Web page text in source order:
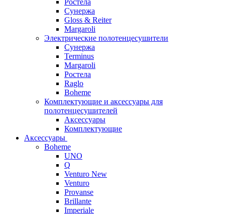
Ростела
Сунержа
Gloss & Reiter
Margaroli
Электрические полотенцесушители
Сунержа
Terminus
Margaroli
Ростела
Raglo
Boheme
Комплектующие и аксессуары для
полотенцесушителей
Аксессуары
Комплектующие
Аксессуары
Boheme
UNO
Q
Venturo New
Venturo
Provanse
Brillante
Imperiale